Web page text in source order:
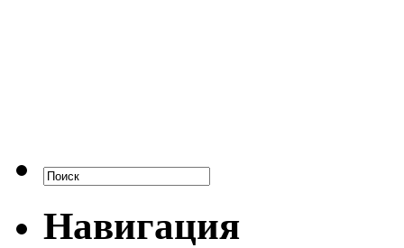
Навигация